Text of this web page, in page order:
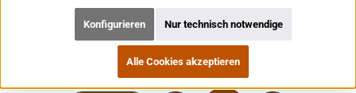
Nur technisch notwendige
Konfigurieren
Alle Cookies akzeptieren